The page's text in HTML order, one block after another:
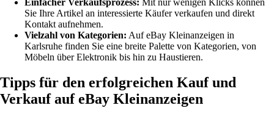
Sie Ihre Artikel an interessierte Käufer verkaufen und direkt
Kontakt aufnehmen.
Vielzahl von Kategorien: Auf eBay Kleinanzeigen in
Karlsruhe finden Sie eine breite Palette von Kategorien, von
Möbeln über Elektronik bis hin zu Haustieren.
Tipps für den erfolgreichen Kauf und
Verkauf auf eBay Kleinanzeigen